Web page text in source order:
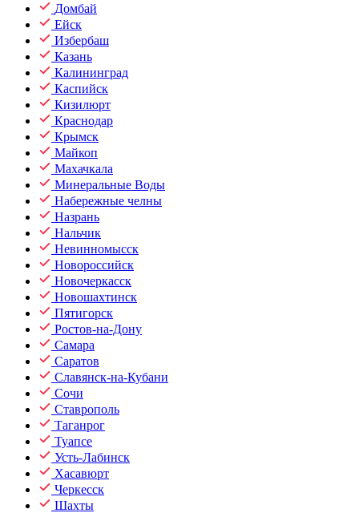
Домбай
Ейск
Избербаш
Казань
Калининград
Каспийск
Кизилюрт
Краснодар
Крымск
Майкоп
Махачкала
Минеральные Воды
Набережные челны
Назрань
Нальчик
Невинномысск
Новороссийск
Новочеркасск
Новошахтинск
Пятигорск
Ростов-на-Дону
Самара
Саратов
Славянск-на-Кубани
Сочи
Ставрополь
Таганрог
Туапсе
Усть-Лабинск
Хасавюрт
Черкесск
Шахты